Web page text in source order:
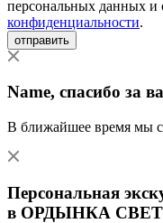
персональных данных и
конфиденциальности.
отправить
Name, спасибо за
В ближайшее время мы
Персональная
в ОРДЫНКА СВЕТ